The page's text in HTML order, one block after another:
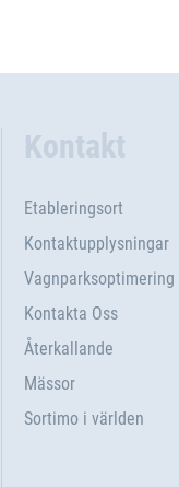
Kontakt
Etableringsort
Kontaktupplysningar
Vagnparksoptimering
Kontakta Oss
Återkallande
Mässor
Sortimo i världen